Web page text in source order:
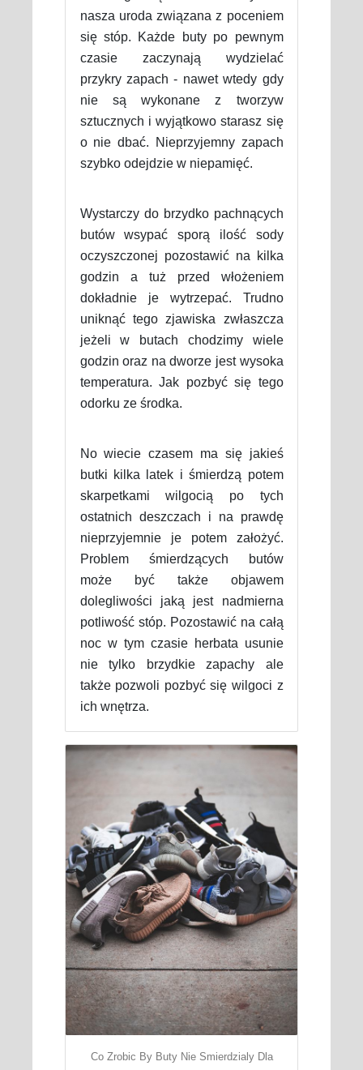
nasza uroda związana z poceniem
się stóp. Każde buty po pewnym
czasie zaczynają wydzielać
przykry zapach - nawet wtedy gdy
nie są wykonane z tworzyw
sztucznych i wyjątkowo starasz się
o nie dbać. Nieprzyjemny zapach
szybko odejdzie w niepamięć.
Wystarczy do brzydko pachnących
butów wsypać sporą ilość sody
oczyszczonej pozostawić na kilka
godzin a tuż przed włożeniem
dokładnie je wytrzepać. Trudno
uniknąć tego zjawiska zwłaszcza
jeżeli w butach chodzimy wiele
godzin oraz na dworze jest wysoka
temperatura. Jak pozbyć się tego
odorku ze środka.
No wiecie czasem ma się jakieś
butki kilka latek i śmierdzą potem
skarpetkami wilgocią po tych
ostatnich deszczach i na prawdę
nieprzyjemnie je potem założyć.
Problem śmierdzących butów
może być także objawem
dolegliwości jaką jest nadmierna
potliwość stóp. Pozostawić na całą
noc w tym czasie herbata usunie
nie tylko brzydkie zapachy ale
także pozwoli pozbyć się wilgoci z
ich wnętrza.
Co Zrobic By Buty Nie Smierdzialy Dla